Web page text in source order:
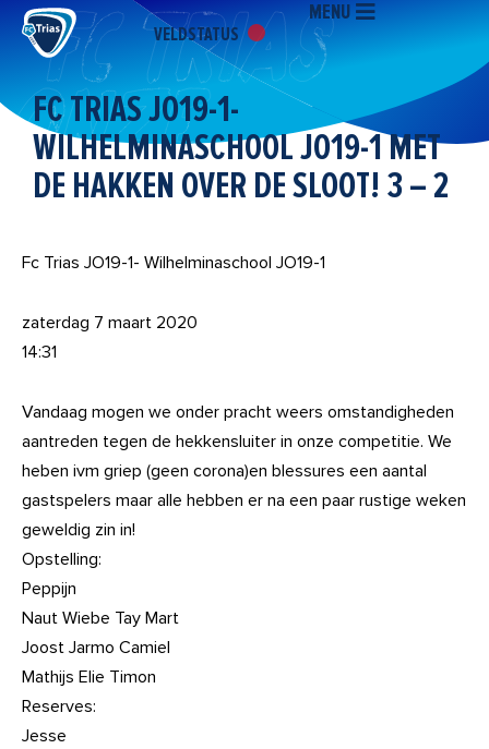
naar
inhoud
VELDSTATUS
MENU
FC TRIAS JO19-1-
WILHELMINASCHOOL JO19-1 MET
DE HAKKEN OVER DE SLOOT! 3 – 2
Fc Trias JO19-1- Wilhelminaschool JO19-1
zaterdag 7 maart 2020
14:31
Vandaag mogen we onder pracht weers omstandigheden
aantreden tegen de hekkensluiter in onze competitie. We
heben ivm griep (geen corona)en blessures een aantal
gastspelers maar alle hebben er na een paar rustige weken
geweldig zin in!
Opstelling:
Peppijn
Naut Wiebe Tay Mart
Joost Jarmo Camiel
Mathijs Elie Timon
Reserves:
Jesse